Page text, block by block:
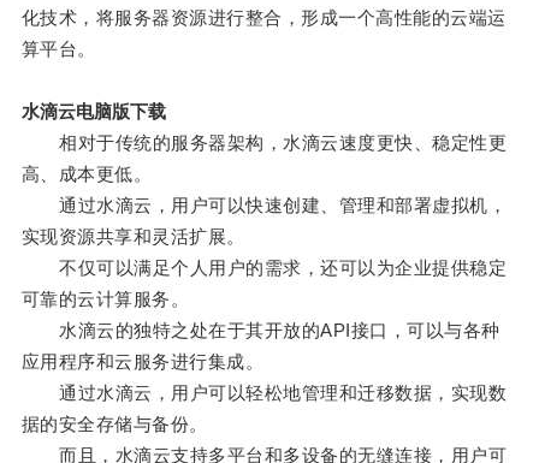
化技术，将服务器资源进行整合，形成一个高性能的云端运
算平台。
水滴云电脑版下载
相对于传统的服务器架构，水滴云速度更快、稳定性更
高、成本更低。
通过水滴云，用户可以快速创建、管理和部署虚拟机，
实现资源共享和灵活扩展。
不仅可以满足个人用户的需求，还可以为企业提供稳定
可靠的云计算服务。
水滴云的独特之处在于其开放的API接口，可以与各种
应用程序和云服务进行集成。
通过水滴云，用户可以轻松地管理和迁移数据，实现数
据的安全存储与备份。
而且，水滴云支持多平台和多设备的无缝连接，用户可